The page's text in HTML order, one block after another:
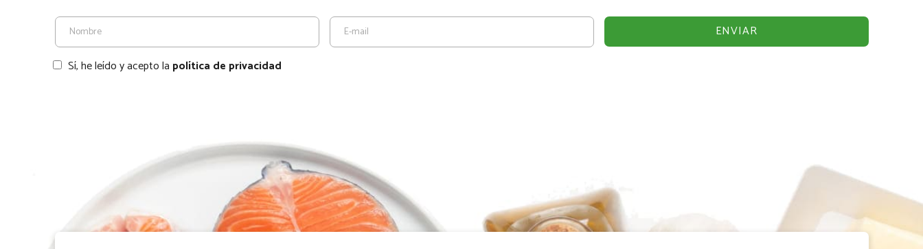
Sí, he leído y acepto la política de privacidad